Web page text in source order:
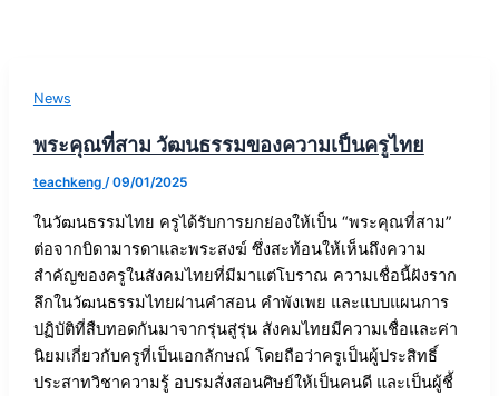
News
พระคุณที่สาม วัฒนธรรมของความเป็นครูไทย
teachkeng /09/01/2025
ในวัฒนธรรมไทย ครูได้รับการยกย่องให้เป็น “พระคุณที่สาม”
ต่อจากบิดามารดาและพระสงฆ์ ซึ่งสะท้อนให้เห็นถึงความ
สำคัญของครูในสังคมไทยที่มีมาแต่โบราณ ความเชื่อนี้ฝังราก
ลึกในวัฒนธรรมไทยผ่านคำสอน คำพังเพย และแบบแผนการ
ปฏิบัติที่สืบทอดกันมาจากรุ่นสู่รุ่น สังคมไทยมีความเชื่อและค่า
นิยมเกี่ยวกับครูที่เป็นเอกลักษณ์ โดยถือว่าครูเป็นผู้ประสิทธิ์
ประสาทวิชาความรู้ อบรมสั่งสอนศิษย์ให้เป็นคนดี และเป็นผู้ชี้